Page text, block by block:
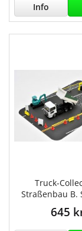
Info
Truck-
Straßenbau B.
645